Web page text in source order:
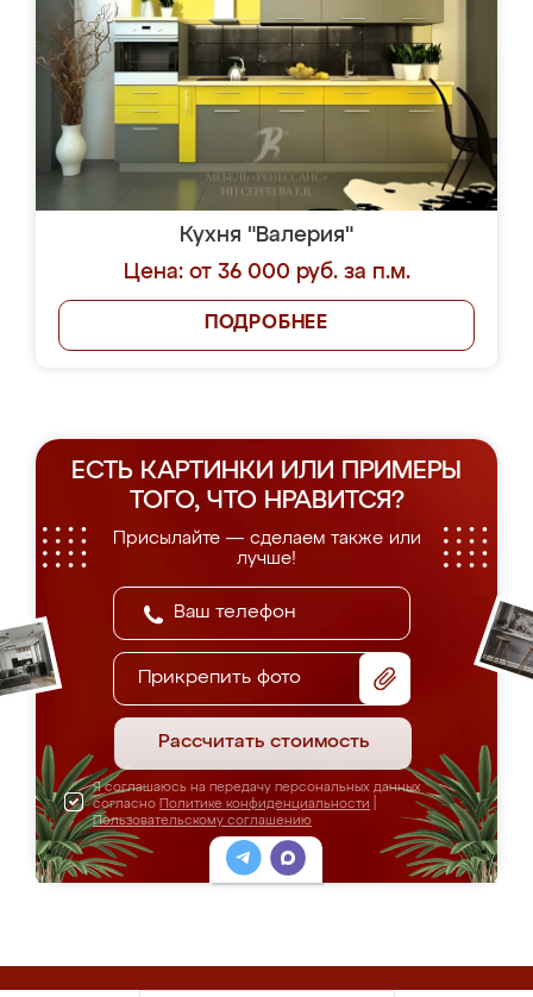
Кухня "Валерия"
Цена: от 36 000 руб. за п.м.
ПОДРОБНЕЕ
ЕСТЬ КАРТИНКИ ИЛИ ПРИМЕРЫ
ТОГО, ЧТО НРАВИТСЯ?
Присылайте — сделаем также или
лучше!
Прикрепить фото
Рассчитать стоимость
Я соглашаюсь на передачу персональных данных
согласно Политике конфиденциальности
Пользовательскому соглашению